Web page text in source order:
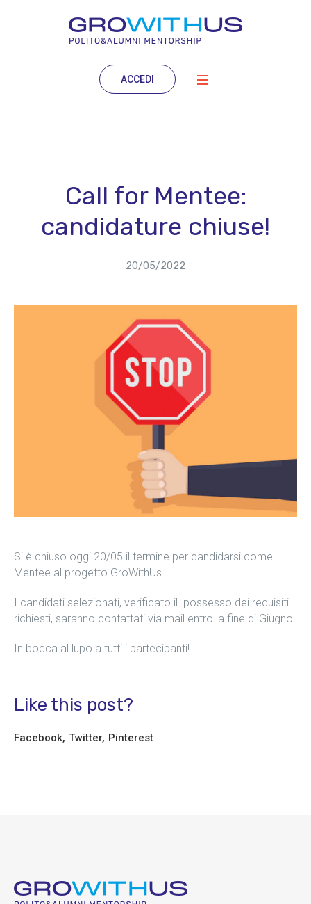
ACCEDI
Call for Mentee:
candidature chiuse!
20/05/2022
Si è chiuso oggi 20/05 il termine per candidarsi come
Mentee al progetto GroWithUs.
I candidati selezionati, verificato il possesso dei requisiti
richiesti, saranno contattati via mail entro la fine di Giugno.
In bocca al lupo a tutti i partecipanti!
Like this post?
Facebook Twitter Pinterest